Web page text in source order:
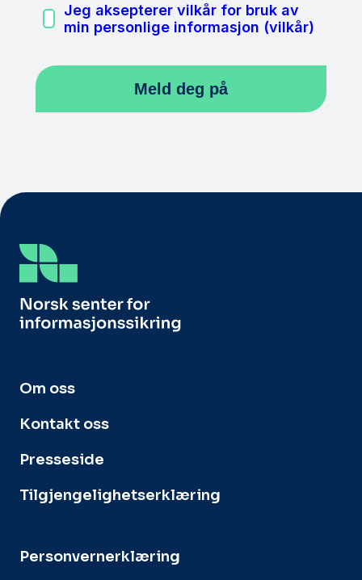
Jeg aksepterer vilkår for bruk av
min personlige informasjon (vilkår)
Om oss
Kontakt oss
Presseside
Tilgjengelighetserklæring
Personvernerklæring